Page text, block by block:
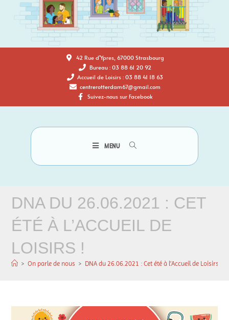
42 Rue d'Ypres, 67000 Strasbourg
Bureau : 03 88 61 20 92
Accueil de Loisirs : 03 88 41 18 63
centrerotterdam67@gmail.com
Suivez-nous sur Facebook
MENU
DNA DU 26.06.2021 : CET
ÉTÉ À L’ACCUEIL DE
LOISIRS !
> On parle de nous > DNA du 26.06.2021 : Cet été à l’Accueil de Loisirs !